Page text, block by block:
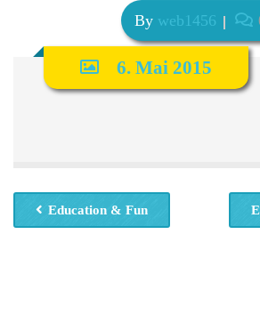
6. Mai 2015
By web1456
Education & Fun